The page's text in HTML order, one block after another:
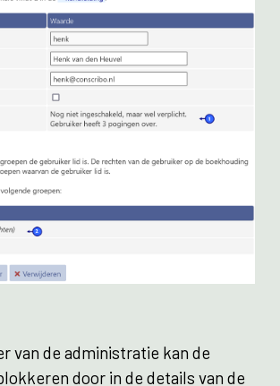
van de administratie kan de
door in de details van de